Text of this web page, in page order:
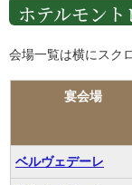
ホテルモン
会場一覧は横にスク
宴会場
ベルヴェデーレ